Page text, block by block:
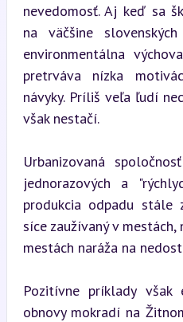
nevedomosť. Aj keď sa
na väčšine
environmentálna
pretrváva nízka
návyky. Príliš veľa ľudí
však nestačí.
Urbanizovaná
jednorazových a
produkcia odpadu stále
síce zaužívaný v
mestách naráža na
Pozitívne príklady
obnovy mokradí na